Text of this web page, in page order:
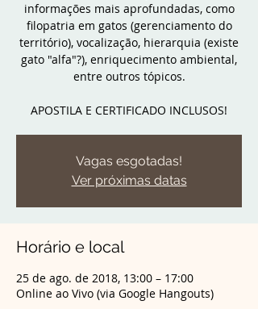
informações mais aprofundadas, como
filopatria em gatos (gerenciamento do
território), vocalização, hierarquia (existe
gato "alfa"?), enriquecimento ambiental,
entre outros tópicos.
APOSTILA E CERTIFICADO INCLUSOS!
Vagas esgotadas!
Ver próximas datas
Horário e local
25 de ago. de 2018, 13:00 – 17:00
Online ao Vivo (via Google Hangouts)